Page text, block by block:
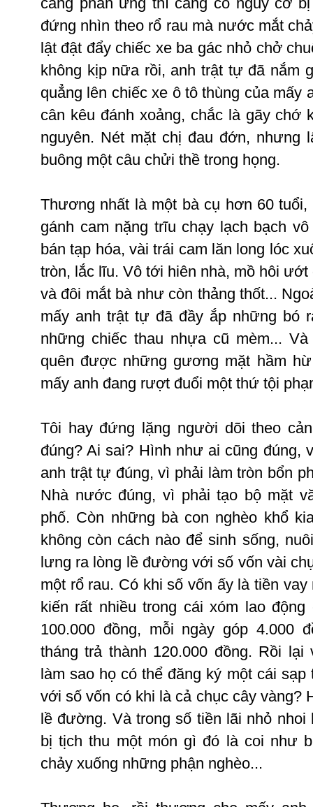
đứng nhìn theo rổ rau mà nước mắt
lật đật đẩy chiếc xe ba gác nhỏ chở
không kịp nữa rồi, anh trật tự đã nắm
quẳng lên chiếc xe ô tô thùng của mấy
cân kêu đánh xoảng, chắc là gãy chớ
nguyên. Nét mặt chị đau đớn, nhưng
buông một câu chửi thề trong họng.
Thương nhất là một bà cụ hơn 60tuổi,
gánh cam nặng trĩu chạy lạch bạch vô
bán tạp hóa,vài trái cam lăn long lóc
tròn, lắc lĩu. Vô tới hiên nhà, mồ hôi ướt
và đôi mắt bà như còn thảng thốt...
mấy anh trật tự đã đầy ắp những bó
những chiếc thau nhựa cũ mèm... Và
quên được những gương mặt hầm hừ
mấy anh đang rượt đuổi một thứ tội
Tôi hay đứng lặng người dõi theo
đúng?Aisai? Hình như ai cũng đúng,
anh trật tự đúng,vì phải làm tròn bổn
Nhà nước đúng, vì phải tạo bộ mặt
phố. Còn những bàcon nghèo khổ
không còn cách nào để sinh sống, nuôi
lưng ra lòng lề đường với số vốn vài
một rổ rau. Có khi số vốn ấy là tiền vay
kiến rất nhiều trong cái xóm lao động
100.000 đồng, mỗi ngày góp 4.000
tháng trả thành 120.000 đồng. Rồi lại
làm sao họ có thể đăng ký một cái sạp
với số vốn có khi là cả chục cây vàng?
lề đường. Và trong số tiền lãi nhỏ nhoi
bị tịch thu một món gì đó là coi như
chảy xuống những phận nghèo...